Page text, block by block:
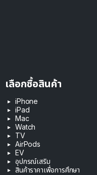
เลือกซื้อสินค้า
iPhone
iPad
Mac
Watch
TV
AirPods
EV
อุปกรณ์เสริม
สินค้าราคาเพื่อการศึกษา